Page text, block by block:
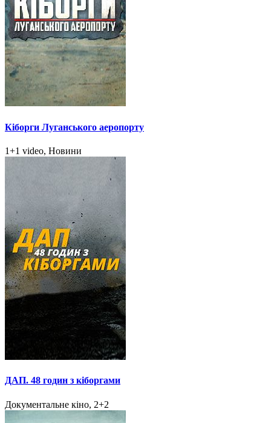
Кіборги Луганського аеропорту
1+1 video, Новини
ДАП. 48 годин з кіборгами
Документальне кіно, 2+2